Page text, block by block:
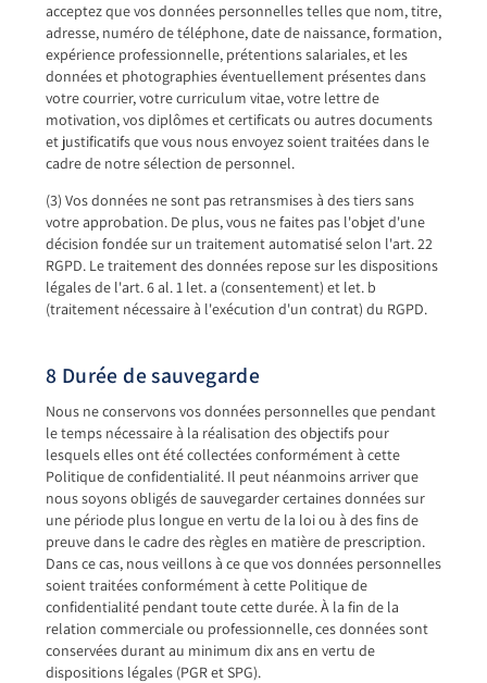
acceptez que vos données personnelles telles que nom, titre,
adresse, numéro de téléphone, date de naissance, formation,
expérience professionnelle, prétentions salariales, et les
données et photographies éventuellement présentes dans
votre courrier, votre curriculum vitae, votre lettre de
motivation, vos diplômes et certificats ou autres documents
et justificatifs que vous nous envoyez soient traitées dans le
cadre de notre sélection de personnel.
(3) Vos données ne sont pas retransmises à des tiers sans
votre approbation. De plus, vous ne faites pas l'objet d'une
décision fondée sur un traitement automatisé selon l'art. 22
RGPD. Le traitement des données repose sur les dispositions
légales de l'art. 6 al. 1 let. a (consentement) et let. b
(traitement nécessaire à l'exécution d'un contrat) du RGPD.
8 Durée de sauvegarde
Nous ne conservons vos données personnelles que pendant
le temps nécessaire à la réalisation des objectifs pour
lesquels elles ont été collectées conformément à cette
Politique de confidentialité. Il peut néanmoins arriver que
nous soyons obligés de sauvegarder certaines données sur
une période plus longue en vertu de la loi ou à des fins de
preuve dans le cadre des règles en matière de prescription.
Dans ce cas, nous veillons à ce que vos données personnelles
soient traitées conformément à cette Politique de
confidentialité pendant toute cette durée. À la fin de la
relation commerciale ou professionnelle, ces données sont
conservées durant au minimum dix ans en vertu de
dispositions légales (PGR et SPG).